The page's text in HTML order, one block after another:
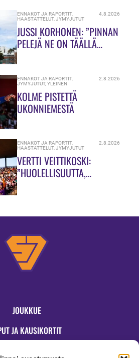
ENNAKOT JA RAPORTIT,
HAASTATTELUT,JYMYJUTUT
4.8.2026
JUSSI KORHONEN: ”PINNAN
PELEJÄ NE ON TÄÄLLÄ
ENNAKOT JA RAPORTIT,
JYMYJUTUT,YLEINEN
2.8.2026
KOLME PISTETTÄ
UKONNIEMESTÄ
ENNAKOT JA RAPORTIT,
HAASTATTELUT,JYMYJUTUT
2.8.2026
VERTTI VEITTIKOSKI:
”HUOLELLISUUTTA,
JOUKKUE
JA KAUSIKORTIT